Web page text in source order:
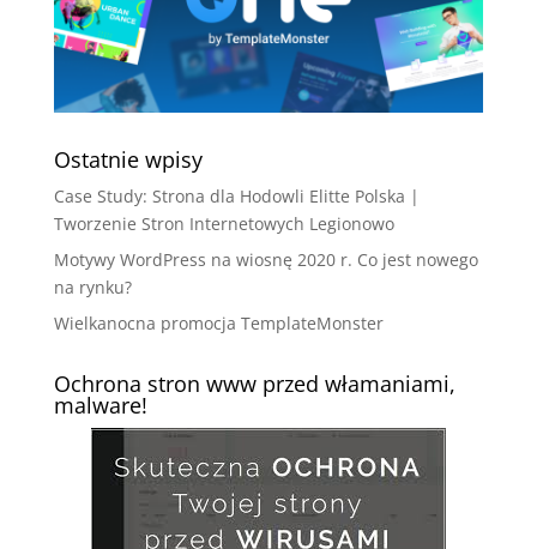
Ostatnie wpisy
Case Study: Strona dla Hodowli Elitte Polska |
Tworzenie Stron Internetowych Legionowo
Motywy WordPress na wiosnę 2020 r. Co jest nowego
na rynku?
Wielkanocna promocja TemplateMonster
Ochrona stron www przed włamaniami,
malware!